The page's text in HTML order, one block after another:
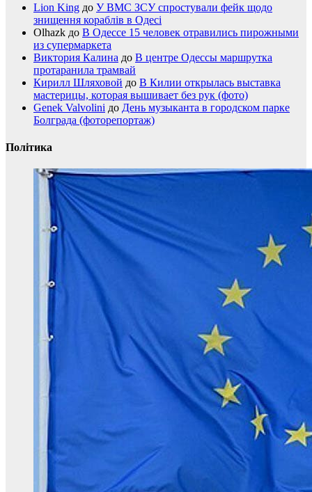
Lion King до У ВМС ЗСУ спростували фейк щодо
знищення кораблів в Одесі
Olhazk до В Одессе 15 человек отравились пирожными
из супермаркета
Виктория Калина до В центре Одессы маршрутка
протаранила трамвай
Кирилл Шляховой до В Килии открылась выставка
мастерицы, которая вышивает без рук (фото)
Genek Valvolini до День музыканта в городском парке
Болграда (фоторепортаж)
Політика